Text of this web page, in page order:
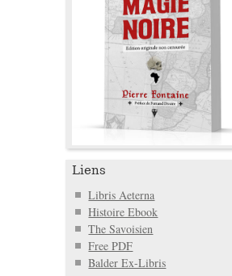
Liens
Libris Aeterna
Histoire Ebook
The Savoisien
Free PDF
Balder Ex-Libris